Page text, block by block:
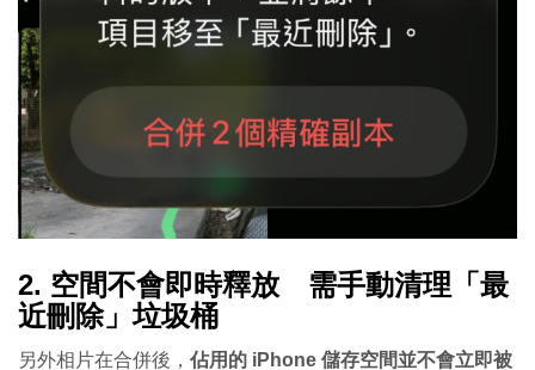
2. 空間不會即時釋放 需手動清理「最
近刪除」垃圾桶
另外相片在合併後， 佔用的 iPhone 儲存空間並不會立即被